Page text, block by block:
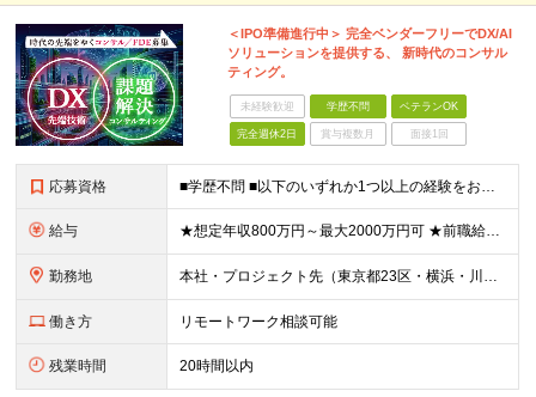
＜IPO準備進行中＞ 完全ベンダーフリーでDX/AI
ソリューションを提供する、 新時代のコンサル
ティング。
未経験歓迎 学歴不問 ベテランOK
完全週休2日 賞与複数月 面接1回
応募資格 ■学歴不問 ■以下のいずれか1つ以上の経験をお持ちの方 ・ITプロジェクトで、PMやPLとして顧客折衝・上流工程・マネジメントなどの経験がある方 ・ITコンサルタントとしての実務経験がある方 ≪以下
給与 ★想定年収800万円～最大2000万円可 ★前職給与を考慮 ★ストックオプション付与あり（IPO間近） ★昇給制度あり ┗入社6カ月後に3％以上の昇給があります。その後、業績に合わせて適宜、昇給します
勤務地 本社・プロジェクト先（東京都23区・横浜・川崎・千葉・埼玉が中心）いずれかでの勤務となります（常駐は全体の1割程度！） 《本社》東京都港区虎ノ門3-5-1 虎ノ門37森ビル12F ※(変更の範囲)
働き方 リモートワーク相談可能
残業時間 20時間以内